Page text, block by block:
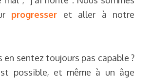
progresser
et aller à notre
en sentez toujours pas capable ?
possible, et même à un âge